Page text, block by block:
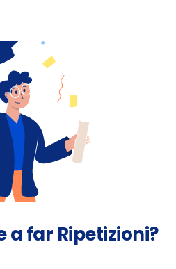
a far Ripetizioni?